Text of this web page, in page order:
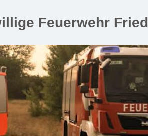
Feuerwehr